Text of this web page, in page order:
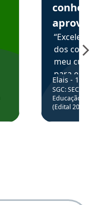
aprova
dos
meu
para
colocar
através
de
Elais - 15/
SGC: SEC BA
Educação
(Edital